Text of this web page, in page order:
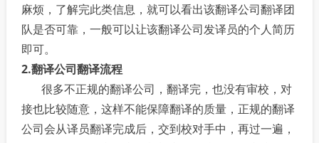
麻烦，了解完此类信息，就可以看出该翻译公司翻译团
队是否可靠，一般可以让该翻译公司发译员的个人简历
即可。
2.翻译公司翻译流程
很多不正规的翻译公司，翻译完，也没有审校，对
接也比较随意，这样不能保障翻译的质量，正规的翻译
公司会从译员翻译完成后，交到校对手中，再过一遍，